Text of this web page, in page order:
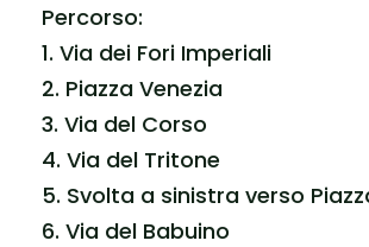
Percorso:
1. Via dei Fori Imperiali
2. Piazza Venezia
3. Via del Corso
4. Via del Tritone
5. Svolta a sinistra verso
6. Via del Babuino